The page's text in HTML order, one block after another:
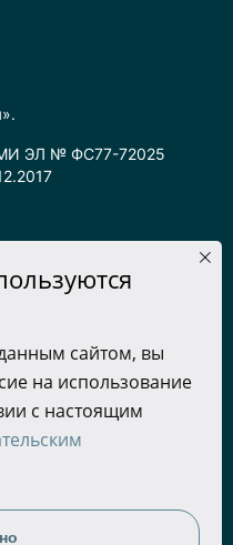
ЭЛ № ФС77-72025
для лиц старше 16 лет.
законодательством
Любое использование
возможно только
«Крылья») и при строгом
ресурсов –
сайтом, вы
на использование
с настоящим